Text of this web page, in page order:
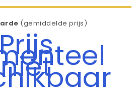
(gemiddelde prijs)
niet